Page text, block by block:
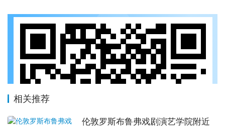
相关推荐
伦敦罗斯布鲁弗戏剧演艺学院附近